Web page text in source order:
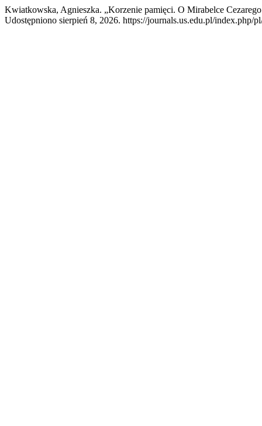
Kwiatkowska, Agnieszka. „Korzenie pamięci. O Mirabelce
Udostępniono sierpień 8, 2026. https://journals.us.edu.pl/index.php/